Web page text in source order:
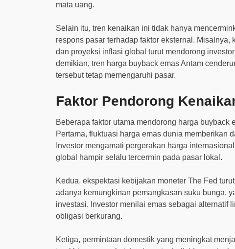
mata uang.
Selain itu, tren kenaikan ini tidak hanya
respons pasar terhadap faktor eksternal.
dan proyeksi inflasi global turut mendorong
demikian, tren harga buyback emas Antam
tersebut tetap memengaruhi pasar.
Faktor Pendorong
Beberapa faktor utama mendorong harga
Pertama, fluktuasi harga emas dunia memberikan
Investor mengamati pergerakan harga
global hampir selalu tercermin pada pasar lokal.
Kedua, ekspektasi kebijakan moneter The Fed
adanya kemungkinan pemangkasan suku bunga,
investasi. Investor menilai emas sebagai alternatif
obligasi berkurang.
Ketiga, permintaan domestik yang meningkat